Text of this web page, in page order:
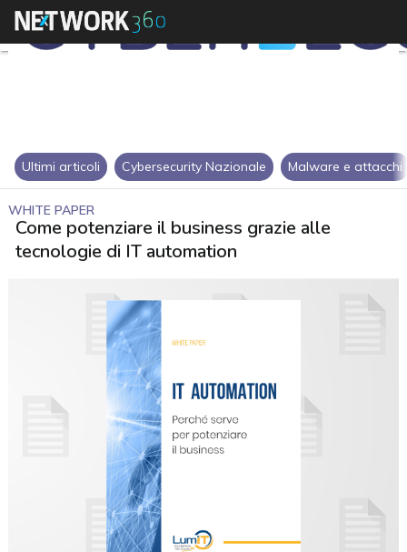
Ultimi articoli Cybersecurity Nazionale Malware e attacchi
WHITE PAPER
Come potenziare il business grazie alle
tecnologie di IT automation